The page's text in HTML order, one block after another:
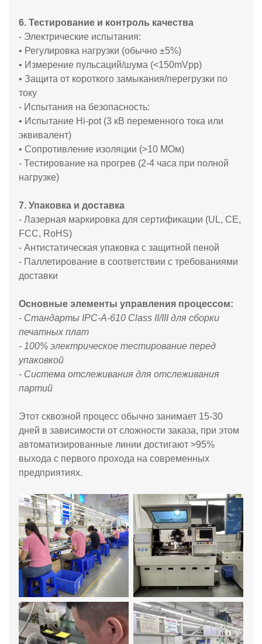
6. Тестирование и контроль качества
- Электрические испытания:
• Регулировка нагрузки (обычно ±5%)
• Измерение пульсаций/шума (<150mVpp)
• Защита от короткого замыкания/перегрузки по
току
- Испытания на безопасность:
• Испытание Hi-pot (3 кВ переменного тока или
эквивалент)
• Сопротивление изоляции (>10 МОм)
- Тестирование на прогрев (2-4 часа при полной
нагрузке)
7. Упаковка и доставка
- Лазерная маркировка для сертификации (UL, CE,
FCC, RoHS)
- Антистатическая упаковка с защитной пеной
- Паллетирование в соответствии с требованиями
доставки
Основные элементы управления процессом:
- Стандарты IPC-A-610 Class II/III для сборки
печатных плат
- 100% электрическое тестирование перед
упаковкой
- Система отслеживания для отслеживания
партий
Этот сквозной процесс обычно занимает 15-30
дней в зависимости от сложности заказа, при этом
автоматизированные линии достигают >95%
выхода с первого прохода на современных
предприятиях.